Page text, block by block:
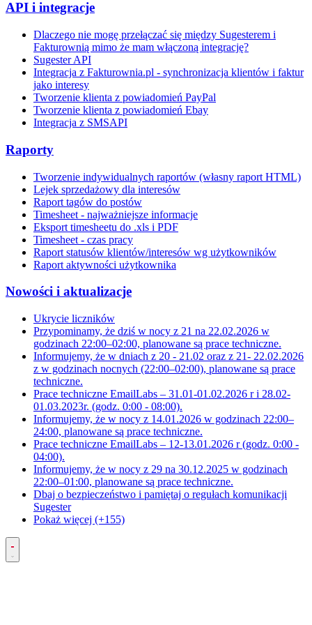
API i integracje
Dlaczego nie mogę przełączać się między Sugesterem i
Fakturownią mimo że mam włączoną integrację?
Sugester API
Integracja z Fakturownia.pl - synchronizacja klientów i faktur
jako interesy
Tworzenie klienta z powiadomień PayPal
Tworzenie klienta z powiadomień Ebay
Integracja z SMSAPI
Raporty
Tworzenie indywidualnych raportów (własny raport HTML)
Lejek sprzedażowy dla interesów
Raport tagów do postów
Timesheet - najważniejsze informacje
Eksport timesheetu do .xls i PDF
Timesheet - czas pracy
Raport statusów klientów/interesów wg użytkowników
Raport aktywności użytkownika
Nowości i aktualizacje
Ukrycie liczników
Przypominamy, że dziś w nocy z 21 na 22.02.2026 w
godzinach 22:00–02:00, planowane są prace techniczne.
Informujemy, że w dniach z 20 - 21.02 oraz z 21- 22.02.2026
z w godzinach nocnych (22:00–02:00), planowane są prace
techniczne.
Prace techniczne EmailLabs – 31.01-01.02.2026 r i 28.02-
01.03.2023r. (godz. 0:00 - 08:00).
Informujemy, że w nocy z 14.01.2026 w godzinach 22:00–
24:00, planowane są prace techniczne.
Prace techniczne EmailLabs – 12-13.01.2026 r (godz. 0:00 -
04:00).
Informujemy, że w nocy z 29 na 30.12.2025 w godzinach
22:00–01:00, planowane są prace techniczne.
Dbaj o bezpieczeństwo i pamiętaj o regułach komunikacji
Sugester
Pokaż więcej (+155)